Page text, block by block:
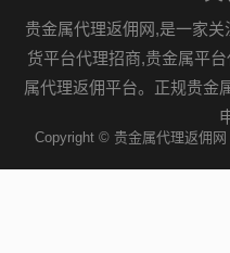
贵金属代理返佣网,是一家
货平台代理招商,贵金属平
属代理返佣平台。正规贵金
Copyright © 贵金属代理返佣网